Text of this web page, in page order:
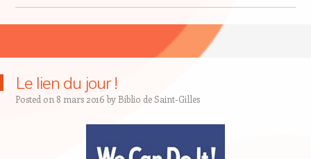
Le lien du jour !
Posted on 8 mars 2016 by Biblio de Saint-Gilles